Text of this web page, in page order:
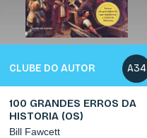
A34
CLUBE DO AUTOR
100 GRANDES ERROS DA
HISTORIA (OS)
Bill Fawcett